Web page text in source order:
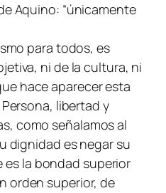
Aquino: “únicamente
para todos, es
ni de la cultura, ni
hace aparecer esta
libertad y
como señalamos al
dignidad es negar su
la bondad superior
orden superior, de